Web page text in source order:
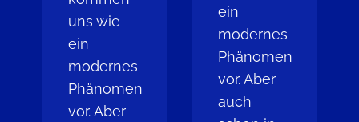
uns wie
ein
modernes
Phänomen
vor. Aber
ein
modernes
Phänomen
vor. Aber
auch